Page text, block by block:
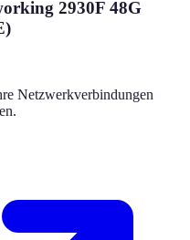
2930F 48G
Netzwerkverbindungen